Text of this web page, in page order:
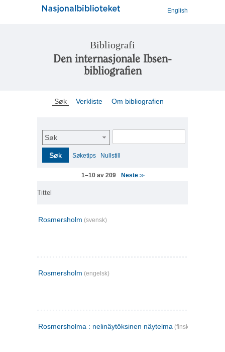
English
Bibliografi
Den internasjonale Ibsen-
bibliografien
Søk Verkliste Om bibliografien
Søk
Søk Søketips Nullstill
1–10 av 209 Neste >>
Tittel
Rosmersholm (svensk)
Rosmersholm (engelsk)
Rosmersholma : nelinäytöksinen näytelma (finsk)